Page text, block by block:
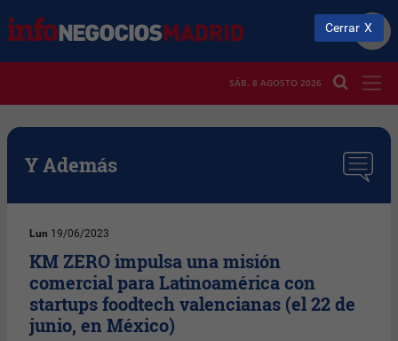
SÁB. 8 AGOSTO 2026
Y Además
Lun 19/06/2023
KM ZERO impulsa una misión
comercial para Latinoamérica con
startups foodtech valencianas (el 22 de
junio, en México)
Cerrar